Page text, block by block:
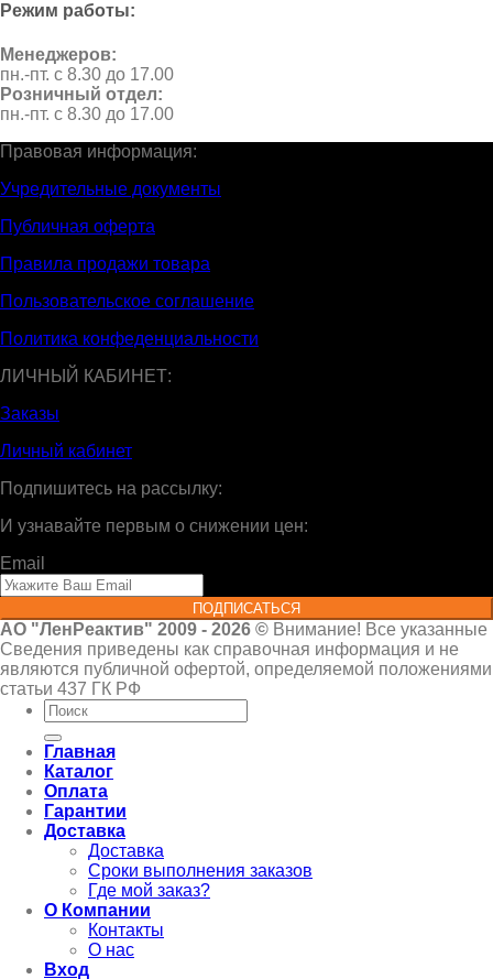
Режим работы:
Менеджеров:
пн.-пт. с 8.30 до 17.00
Розничный отдел:
пн.-пт. с 8.30 до 17.00
Правовая информация:
Учредительные документы
Публичная оферта
Правила продажи товара
Пользовательское соглашение
Политика конфеденциальности
ЛИЧНЫЙ КАБИНЕТ:
Заказы
Личный кабинет
Подпишитесь на рассылку:
И узнавайте первым о снижении цен:
Email
ПОДПИСАТЬСЯ
АО "ЛенРеактив" 2009 - 2026 © Внимание! Все указанные
Сведения приведены как справочная информация и не
являются публичной офертой, определяемой положениями
статьи 437 ГК РФ
Искать:
Главная
Каталог
Оплата
Гарантии
Доставка
Доставка
Сроки выполнения заказов
Где мой заказ?
О Компании
Контакты
О нас
Вход